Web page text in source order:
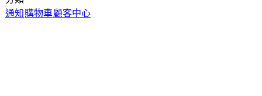
通知 購物車顧客中心